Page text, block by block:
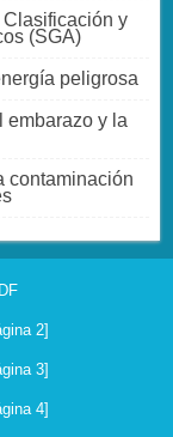
y
(SGA)
peligrosa
embarazo y la
contaminación
2]
3]
4]